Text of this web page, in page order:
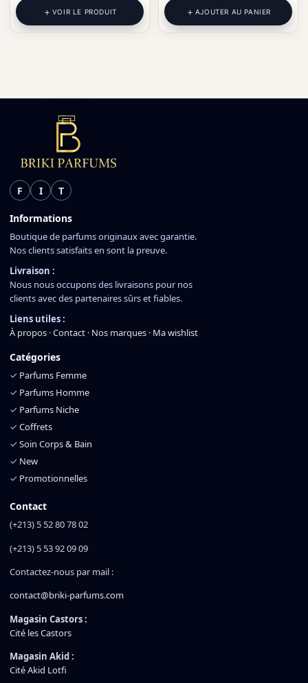
VOIR LE PRODUIT AJOUTER AU PANIER
F I T
Informations
Boutique de parfums originaux avec garantie.
Nos clients satisfaits en sont la preuve.
Livraison :
Nous nous occupons des livraisons pour nos
clients avec des partenaires sûrs et fiables.
Liens utiles :
À propos ·Contact · Nos marques · Ma wishlist
Catégories
✓ Parfums Femme
✓ Parfums Homme
✓ Parfums Niche
✓ Coffrets
✓ Soin Corps & Bain
✓ New
✓ Promotionnelles
Contact
(+213) 5 52 80 78 02
(+213) 5 53 92 09 09
Contactez-nous par mail :
contact@briki-parfums.com
Magasin Castors :
Cité les Castors
Magasin Akid :
Cité Akid Lotfi